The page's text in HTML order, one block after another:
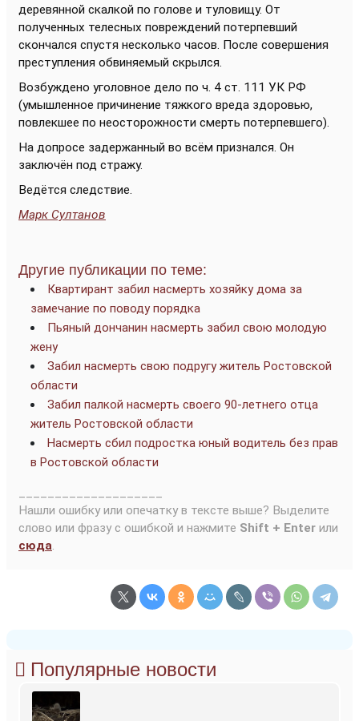
деревянной скалкой по голове и туловищу. От
полученных телесных повреждений потерпевший
скончался спустя несколько часов. После совершения
преступления обвиняемый скрылся.
Возбуждено уголовное дело по ч. 4 ст. 111 УК РФ
(умышленное причинение тяжкого вреда здоровью,
повлекшее по неосторожности смерть потерпевшего).
На допросе задержанный во всём признался. Он
заключён под стражу.
Ведётся следствие.
Марк Султанов
Другие публикации по теме:
Квартирант забил насмерть хозяйку дома за
замечание по поводу порядка
Пьяный дончанин насмерть забил свою молодую
жену
Забил насмерть свою подругу житель Ростовской
области
Забил палкой насмерть своего 90-летнего отца
житель Ростовской области
Насмерть сбил подростка юный водитель без прав
в Ростовской области
Нашли ошибку или опечатку в тексте выше? Выделите
слово или фразу с ошибкой и нажмите Shift + Enter или
сюда.
Популярные новости